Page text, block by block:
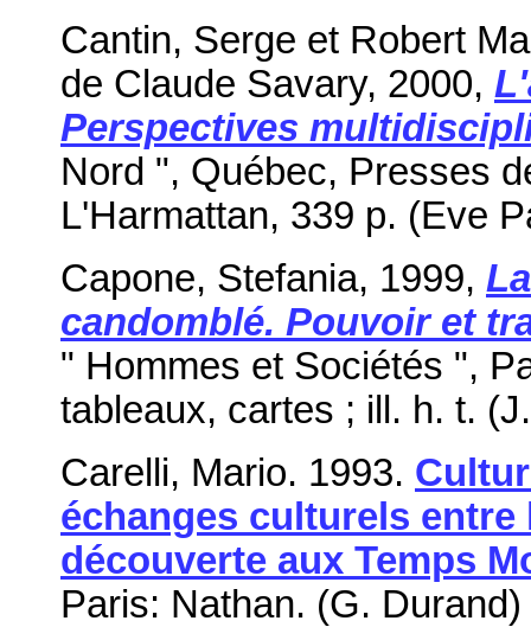
Cantin, Serge et Robert
de Claude Savary, 2000,
Perspectives
Nord ", Québec, Presses
L'Harmattan, 339 p. (Eve
Capone, Stefania, 1999,
candomblé. Pouvoir et
" Hommes et Sociétés ",
tableaux, cartes ; ill. h. t.
Carelli, Mario. 1993.
échanges culturels entre
découverte aux Temps
Paris: Nathan. (G. Durand)